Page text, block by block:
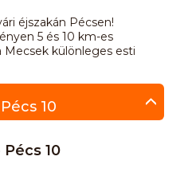
éjszakán Pécsen!
5 és 10 km-es
különleges esti
10
10